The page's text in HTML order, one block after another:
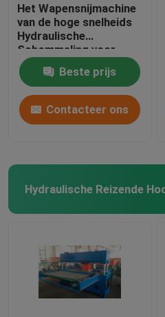
Het Wapensnijmachine
van de hoge snelheids
Hydraulische
Schommeling voor
Leerhandschoen het
Maken Beste prijs
Contacteer ons